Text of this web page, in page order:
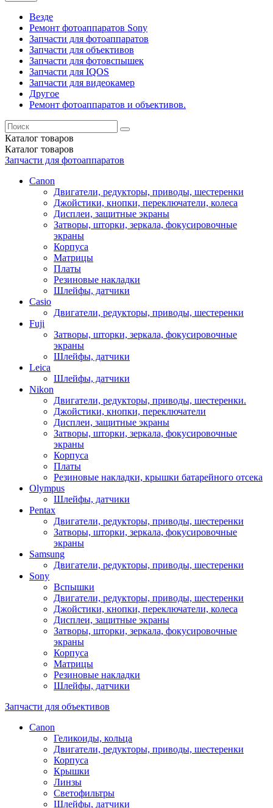
Везде
Ремонт фотоаппаратов Sony
Запчасти для фотоаппаратов
Запчасти для объективов
Запчасти для фотовспышек
Запчасти для IQOS
Запчасти для видеокамер
Другое
Ремонт фотоаппаратов и объективов.
Каталог товаров
Каталог товаров
Запчасти для фотоаппаратов
Canon
Двигатели, редукторы, приводы, шестеренки
Джойстики, кнопки, переключатели, колеса
Дисплеи, защитные экраны
Затворы, шторки, зеркала, фокусировочные
экраны
Корпуса
Матрицы
Платы
Резиновые накладки
Шлейфы, датчики
Casio
Двигатели, редукторы, приводы, шестеренки
Fuji
Затворы, шторки, зеркала, фокусировочные
экраны
Шлейфы, датчики
Leica
Шлейфы, датчики
Nikon
Двигатели, редукторы, приводы, шестеренки.
Джойстики, кнопки, переключатели
Дисплеи, защитные экраны
Затворы, шторки, зеркала, фокусировочные
экраны
Корпуса
Платы
Резиновые накладки, крышки батарейного отсека
Olympus
Шлейфы, датчики
Pentax
Двигатели, редукторы, приводы, шестеренки
Затворы, шторки, зеркала, фокусировочные
экраны
Samsung
Двигатели, редукторы, приводы, шестеренки
Sony
Вспышки
Двигатели, редукторы, приводы, шестеренки
Джойстики, кнопки, переключатели, колеса
Дисплеи, защитные экраны
Затворы, шторки, зеркала, фокусировочные
экраны
Корпуса
Матрицы
Резиновые накладки
Шлейфы, датчики
Запчасти для объективов
Canon
Геликоиды, кольца
Двигатели, редукторы, приводы, шестеренки
Корпуса
Крышки
Линзы
Светофильтры
Шлейфы, датчики